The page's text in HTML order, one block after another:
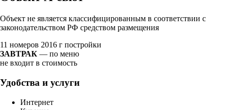
Объект не является классифицированным в соответствии с
законодательством РФ средством размещения
11 номеров 2016 г постройки
ЗАВТРАК — по меню
не входит в стоимость
Удобства и услуги
Интернет